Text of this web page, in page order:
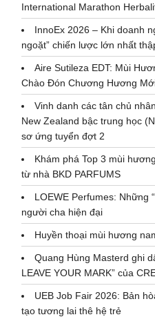
International Marathon
InnoEx 2026 – Khi doanh
ngoặt” chiến lược lớn nhất
Aire Sutileza EDT: Mùi
Chào Đón Chương Hương
Vinh danh các tân chủ
New Zealand bậc trung học
sơ ứng tuyển đợt 2
Khám phá Top 3 mùi
từ nhà BKD PARFUMS
LOEWE Perfumes: Những
người cha hiện đại
Huyền thoại mùi hương
Quang Hùng Masterd ghi
LEAVE YOUR MARK” của
UEB Job Fair 2026: Bản
tạo tương lai thê hệ trẻ